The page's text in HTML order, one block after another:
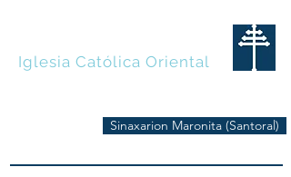
Iglesia Católica Oriental
Sinaxarion Maronita (Santoral)